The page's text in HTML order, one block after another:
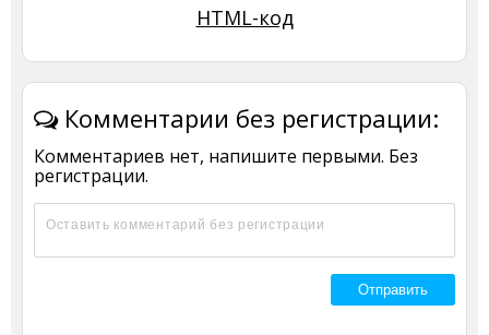
HTML-код
Комментарии без регистрации:
Комментариев нет, напишите первыми. Без
регистрации.